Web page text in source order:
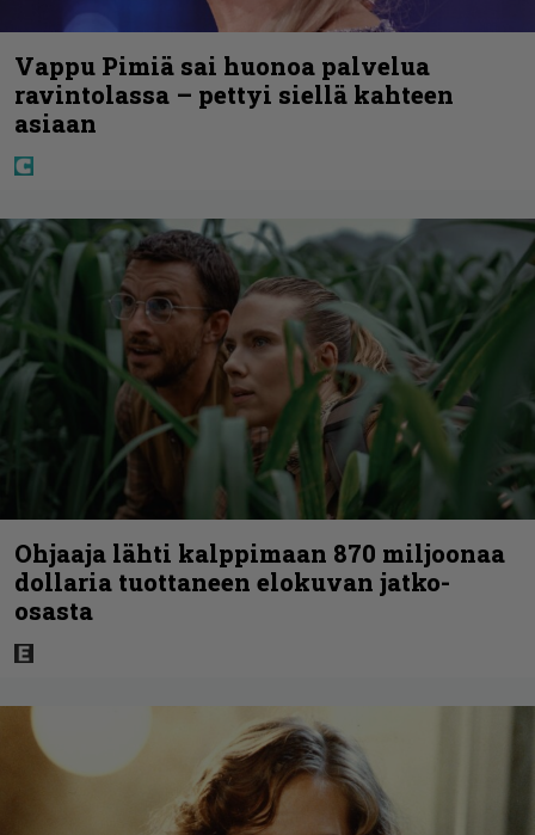
Vappu Pimiä sai huonoa palvelua
ravintolassa – pettyi siellä kahteen
asiaan
Ohjaaja lähti kalppimaan 870 miljoonaa
dollaria tuottaneen elokuvan jatko-
osasta